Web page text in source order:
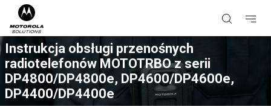
Instrukcja obsługi przenośnych
radiotelefonów MOTOTRBO z serii
DP4800/DP4800e, DP4600/DP4600e,
DP4400/DP4400e